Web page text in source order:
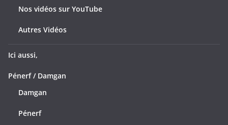
Nos vidéos sur YouTube
Autres Vidéos
Ici aussi,
Pénerf / Damgan
Damgan
Pénerf